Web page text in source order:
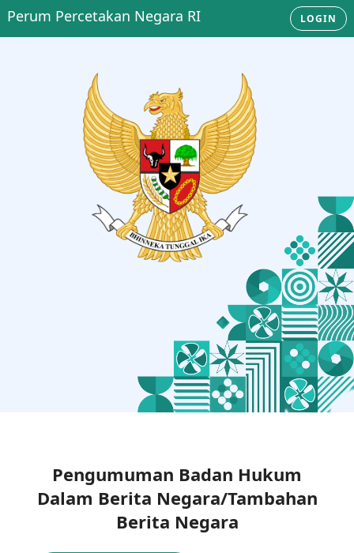
Perum Percetakan Negara RI LOGIN
Pengumuman Badan Hukum
Dalam Berita Negara/Tambahan
Berita Negara